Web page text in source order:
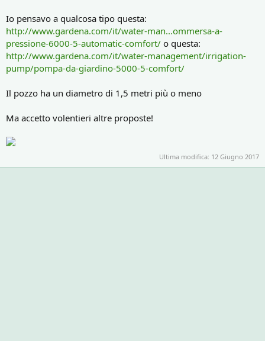
Io pensavo a qualcosa tipo questa:
http://www.gardena.com/it/water-man...ommersa-a-
pressione-6000-5-automatic-comfort/ o questa:
http://www.gardena.com/it/water-management/irrigation-
pump/pompa-da-giardino-5000-5-comfort/
Il pozzo ha un diametro di 1,5 metri più o meno
Ma accetto volentieri altre proposte!
Ultima modifica: 12 Giugno 2017